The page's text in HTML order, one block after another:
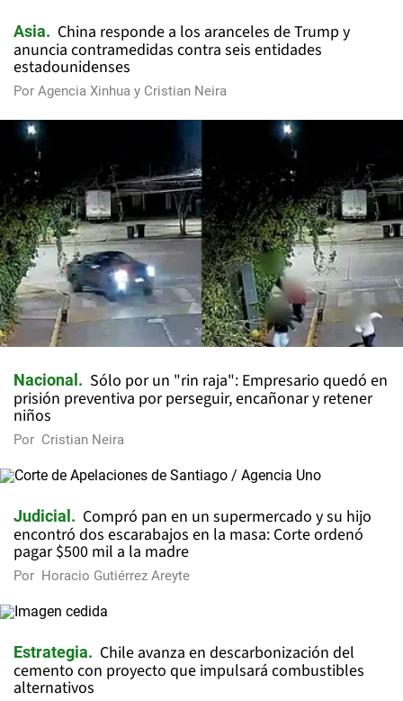
Asia
China responde a los aranceles de Trump y
anuncia contramedidas contra seis entidades
estadounidenses
Por Agencia Xinhua y Cristian Neira
Nacional
Sólo por un "rin raja": Empresario quedó en
prisión preventiva por perseguir, encañonar y retener
niños
Por Cristian Neira
Judicial
Compró pan en un supermercado y su hijo
encontró dos escarabajos en la masa: Corte ordenó
pagar $500 mil a la madre
Por Horacio Gutiérrez Areyte
Estrategia
Chile avanza en descarbonización del
cemento con proyecto que impulsará combustibles
alternativos